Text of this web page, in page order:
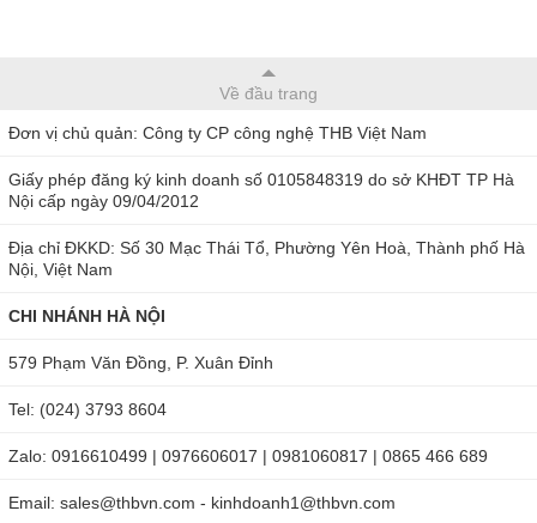
yên tâm sử dụng. Máy nhỏ gọn, nằm vừa trong lòng bàn tay,
cao (sử dụng được trung bình 5.000 lần đo).
dụng máy sẽ tự động tắt.
Khoang chứa mẫu làm bằng thép không gỉ, chống xước, độ
bền cao, không làm ảnh hưởng đến kết quả đo.
Về đầu trang
Đơn vị chủ quản: Công ty CP công nghệ THB Việt Nam
Giấy phép đăng ký kinh doanh số 0105848319 do sở KHĐT TP Hà
Nội cấp ngày 09/04/2012
Địa chỉ ĐKKD: Số 30 Mạc Thái Tổ, Phường Yên Hoà, Thành phố Hà
Nội, Việt Nam
CHI NHÁNH HÀ NỘI
579 Phạm Văn Đồng, P. Xuân Đỉnh
Tel: (024) 3793 8604
Zalo: 0916610499 | 0976606017 | 0981060817 | 0865 466 689
Email: sales@thbvn.com - kinhdoanh1@thbvn.com